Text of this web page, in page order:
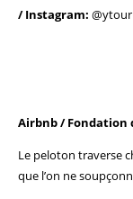
/ Instagram:
Airbnb /
Le peloton traverse
que l’on ne